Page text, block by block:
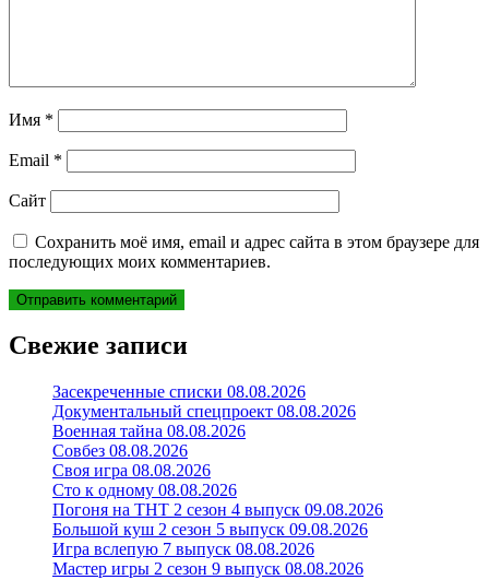
Имя *
Email *
Сайт
Сохранить моё имя, email и адрес сайта в этом браузере для
последующих моих комментариев.
Свежие записи
Засекреченные списки 08.08.2026
Документальный спецпроект 08.08.2026
Военная тайна 08.08.2026
Совбез 08.08.2026
Своя игра 08.08.2026
Сто к одному 08.08.2026
Погоня на ТНТ 2 сезон 4 выпуск 09.08.2026
Большой куш 2 сезон 5 выпуск 09.08.2026
Игра вслепую 7 выпуск 08.08.2026
Мастер игры 2 сезон 9 выпуск 08.08.2026